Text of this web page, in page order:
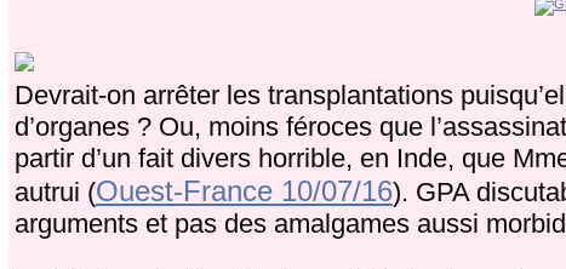
Devrait-on arrêter les transplantations
d’organes ? Ou, moins féroces que
partir d’un fait divers horrible, en Inde, que
autrui (Ouest-France 10/07/16). GPA
arguments et pas des amalgames aussi